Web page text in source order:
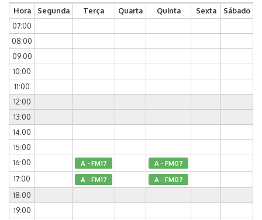
Hora Segunda Terça Quarta Quinta Sexta
Sábado
07:00
08:00
09:00
10:00
11:00
12:00
13:00
14:00
15:00
16:00
A - FM17 A - FM07
17:00 A - FM17 A - FM07
18:00
19:00